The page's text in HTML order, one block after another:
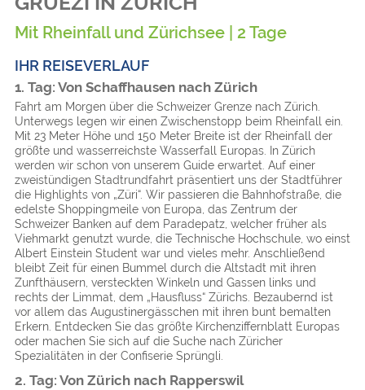
Mit Rheinfall und Zürichsee | 2 Tage
IHR REISEVERLAUF
1. Tag: Von Schaff­hausen nach Zürich
Fahrt am Morgen über die Schweizer Grenze nach Zürich.
Unterwegs legen wir einen Zwischenstopp beim Rheinfall ein.
Mit 23 Meter Höhe und 150 Meter Breite ist der Rheinfall der
größte und wasserreichste Wasserfall Europas. In Zürich
werden wir schon von unserem Guide erwartet. Auf einer
zweistündigen Stadtrundfahrt präsentiert uns der Stadtführer
die Highlights von „Züri“. Wir passieren die Bahnhofstraße, die
edelste Shoppingmeile von Europa, das Zentrum der
Schweizer Banken auf dem Paradepatz, welcher früher als
Viehmarkt genutzt wurde, die Technische Hochschule, wo einst
Albert Einstein Student war und vieles mehr. Anschließend
bleibt Zeit für einen Bummel durch die Altstadt mit ihren
Zunfthäusern, versteckten Winkeln und Gassen links und
rechts der Limmat, dem „Hausfluss“ Zürichs. Bezaubernd ist
vor allem das Augustinergässchen mit ihren bunt bemalten
Erkern. Entdecken Sie das größte Kirchenziffernblatt Europas
oder machen Sie sich auf die Suche nach Züricher
Spezialitäten in der Confiserie Sprüngli.
2. Tag: Von Zürich nach Rapperswil